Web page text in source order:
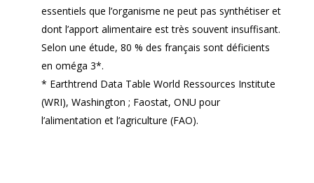
essentiels que l’organisme ne peut pas synthétiser et
dont l’apport alimentaire est très souvent insuffisant.
Selon une étude, 80 % des français sont déficients
en oméga 3*.
* Earthtrend Data Table World Ressources Institute
(WRI), Washington ; Faostat, ONU pour
l’alimentation et l’agriculture (FAO).